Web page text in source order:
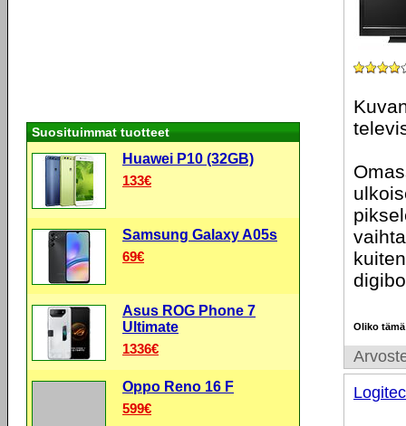
Oliko
Suosituimmat tuotteet
Huawei P10 (32GB)
133€
Samsung Galaxy A05s
69€
Asus ROG Phone 7
Ultimate
1336€
Oppo Reno 16 F
599€